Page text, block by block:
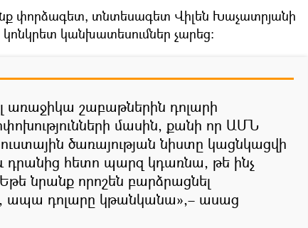
փորձագետ, տնտեսագետ Վիլեն Խաչատրյանի
կանխատեսումներ չարեց։
առաջիկա շաբաթներին դոլարի
մասին, քանի որ ԱՄՆ
ծառայության նիստը կացնկացվի
դրանից հետո պարզ կդառնա, թե ինչ
նրանք որոշեն բարձրացնել
ապա դոլարը կթանկանա»,– ասաց